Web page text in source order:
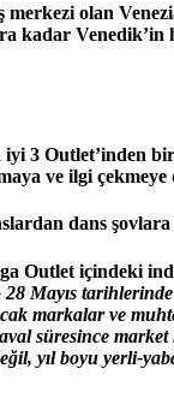
merkezi olan
kadar
Outlet’inden
ve ilgi
dans
Outlet içindeki
Mayıs
markalar ve
süresince
yıl boyu